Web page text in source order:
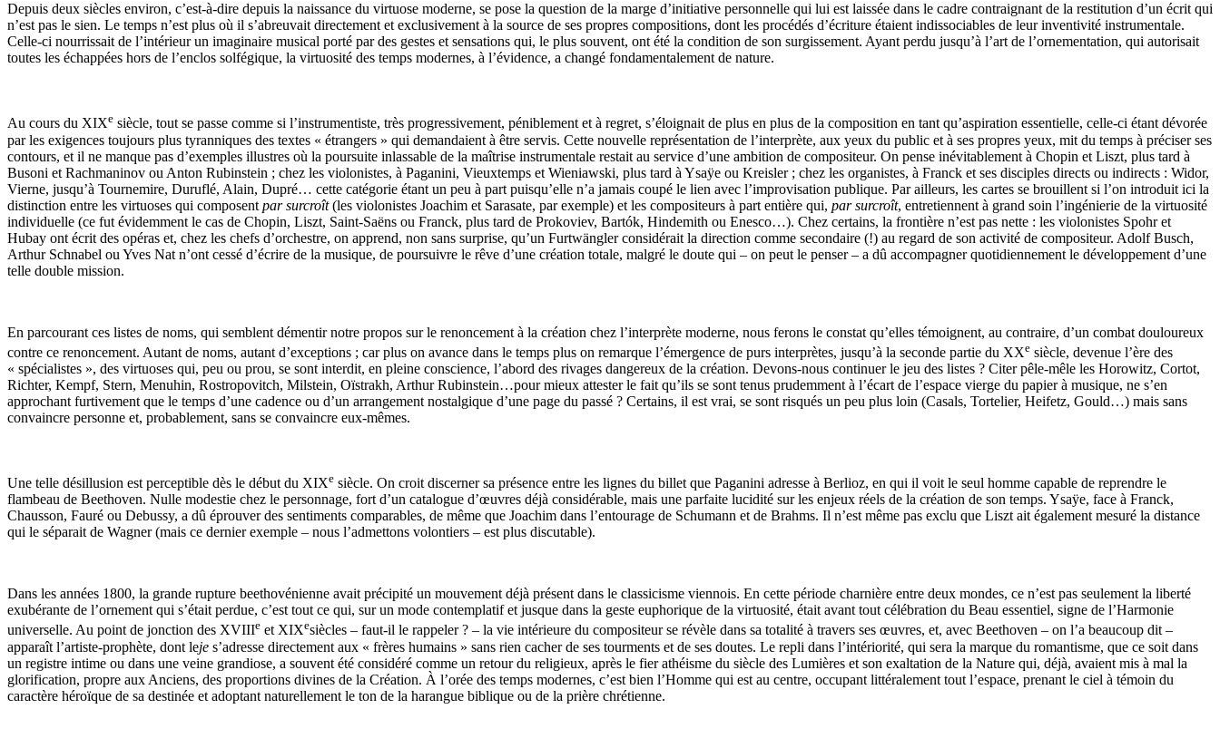
Depuis deux siècles environ, c’est-à-dire depuis la naissance du virtuose moderne, se pose la question de la marge d’initiative personnelle qui lui est laissée dans le cadre contraignant de la restitution d’un écrit qui
n’est pas le sien. Le temps n’est plus où il s’abreuvait directement et exclusivement à la source de ses propres compositions, dont les procédés d’écriture étaient indissociables de leur inventivité instrumentale.
Celle-ci nourrissait de l’intérieur un imaginaire musical porté par des gestes et sensations qui, le plus souvent, ont été la condition de son surgissement. Ayant perdu jusqu’à l’art de l’ornementation, qui autorisait
toutes les échappées hors de l’enclos solfégique, la virtuosité des temps modernes, à l’évidence, a changé fondamentalement de nature.
Au cours du XIXe siècle, tout se passe comme si l’instrumentiste, très progressivement, péniblement et à regret, s’éloignait de plus en plus de la composition en tant qu’aspiration essentielle, celle-ci étant dévorée
par les exigences toujours plus tyranniques des textes « étrangers » qui demandaient à être servis. Cette nouvelle représentation de l’interprète, aux yeux du public et à ses propres yeux, mit du temps à préciser ses
contours, et il ne manque pas d’exemples illustres où la poursuite inlassable de la maîtrise instrumentale restait au service d’une ambition de compositeur. On pense inévitablement à Chopin et Liszt, plus tard à
Busoni et Rachmaninov ou Anton Rubinstein ; chez les violonistes, à Paganini, Vieuxtemps et Wieniawski, plus tard à Ysaÿe ou Kreisler ; chez les organistes, à Franck et ses disciples directs ou indirects : Widor,
Vierne, jusqu’à Tournemire, Duruflé, Alain, Dupré… cette catégorie étant un peu à part puisqu’elle n’a jamais coupé le lien avec l’improvisation publique. Par ailleurs, les cartes se brouillent si l’on introduit ici la
distinction entre les virtuoses qui composent par surcroît(les violonistes Joachim et Sarasate, par exemple) et les compositeurs à part entière qui, par surcroît, entretiennent à grand soin l’ingénierie de la virtuosité
individuelle (ce fut évidemment le cas de Chopin, Liszt, Saint-Saëns ou Franck, plus tard de Prokoviev, Bartók, Hindemith ou Enesco…). Chez certains, la frontière n’est pas nette : les violonistes Spohr et
Hubay ont écrit des opéras et, chez les chefs d’orchestre, on apprend, non sans surprise, qu’un Furtwängler considérait la direction comme secondaire (!) au regard de son activité de compositeur. Adolf Busch,
Arthur Schnabel ou Yves Nat n’ont cessé d’écrire de la musique, de poursuivre le rêve d’une création totale, malgré le doute qui – on peut le penser – a dû accompagner quotidiennement le développement d’une
telle double mission.
En parcourant ces listes de noms, qui semblent démentir notre propos sur le renoncement à la création chez l’interprète moderne, nous ferons le constat qu’elles témoignent, au contraire, d’un combat douloureux
contre ce renoncement. Autant de noms, autant d’exceptions ; car plus on avance dans le temps plus on remarque l’émergence de purs interprètes, jusqu’à la seconde partie du XXe siècle, devenue l’ère des
« spécialistes », des virtuoses qui, peu ou prou, se sont interdit, en pleine conscience, l’abord des rivages dangereux de la création. Devons-nous continuer le jeu des listes ? Citer pêle-mêle les Horowitz, Cortot,
Richter, Kempf, Stern, Menuhin, Rostropovitch, Milstein, Oïstrakh, Arthur Rubinstein…pour mieux attester le fait qu’ils se sont tenus prudemment à l’écart de l’espace vierge du papier à musique, ne s’en
approchant furtivement que le temps d’une cadence ou d’un arrangement nostalgique d’une page du passé ? Certains, il est vrai, se sont risqués un peu plus loin (Casals, Tortelier, Heifetz, Gould…) mais sans
convaincre personne et, probablement, sans se convaincre eux-mêmes.
Une telle désillusion est perceptible dès le début du XIXe siècle. On croit discerner sa présence entre les lignes du billet que Paganini adresse à Berlioz, en qui il voit le seul homme capable de reprendre le
flambeau de Beethoven. Nulle modestie chez le personnage, fort d’un catalogue d’œuvres déjà considérable, mais une parfaite lucidité sur les enjeux réels de la création de son temps. Ysaÿe, face à Franck,
Chausson, Fauré ou Debussy, a dû éprouver des sentiments comparables, de même que Joachim dans l’entourage de Schumann et de Brahms. Il n’est même pas exclu que Liszt ait également mesuré la distance
qui le séparait de Wagner (mais ce dernier exemple – nous l’admettons volontiers – est plus discutable).
Dans les années 1800, la grande rupture beethovénienne avait précipité un mouvement déjà présent dans le classicisme viennois. En cette période charnière entre deux mondes, ce n’est pas seulement la liberté
exubérante de l’ornement qui s’était perdue, c’est tout ce qui, sur un mode contemplatif et jusque dans la geste euphorique de la virtuosité, était avant tout célébration du Beau essentiel, signe de l’Harmonie
universelle. Au point de jonction des XVIIIe et XIXesiècles – faut-il le rappeler ? – la vie intérieure du compositeur se révèle dans sa totalité à travers ses œuvres, et, avec Beethoven – on l’a beaucoup dit –
apparaît l’artiste-prophète, dont leje s’adresse directement aux « frères humains » sans rien cacher de ses tourments et de ses doutes. Le repli dans l’intériorité, qui sera la marque du romantisme, que ce soit dans
un registre intime ou dans une veine grandiose, a souvent été considéré comme un retour du religieux, après le fier athéisme du siècle des Lumières et son exaltation de la Nature qui, déjà, avaient mis à mal la
glorification, propre aux Anciens, des proportions divines de la Création. À l’orée des temps modernes, c’est bien l’Homme qui est au centre, occupant littéralement tout l’espace, prenant le ciel à témoin du
caractère héroïque de sa destinée et adoptant naturellement le ton de la harangue biblique ou de la prière chrétienne.